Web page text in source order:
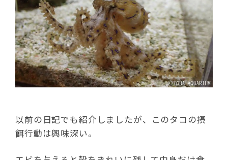
以前の日記でも紹介しましたが、このタコの摂
餌行動は興味深い。